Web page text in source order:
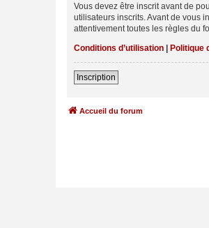
Vous devez être inscrit avant de
utilisateurs inscrits. Avant de vous
attentivement toutes les règles du
Conditions d’utilisation | Politique
Inscription
Accueil du forum